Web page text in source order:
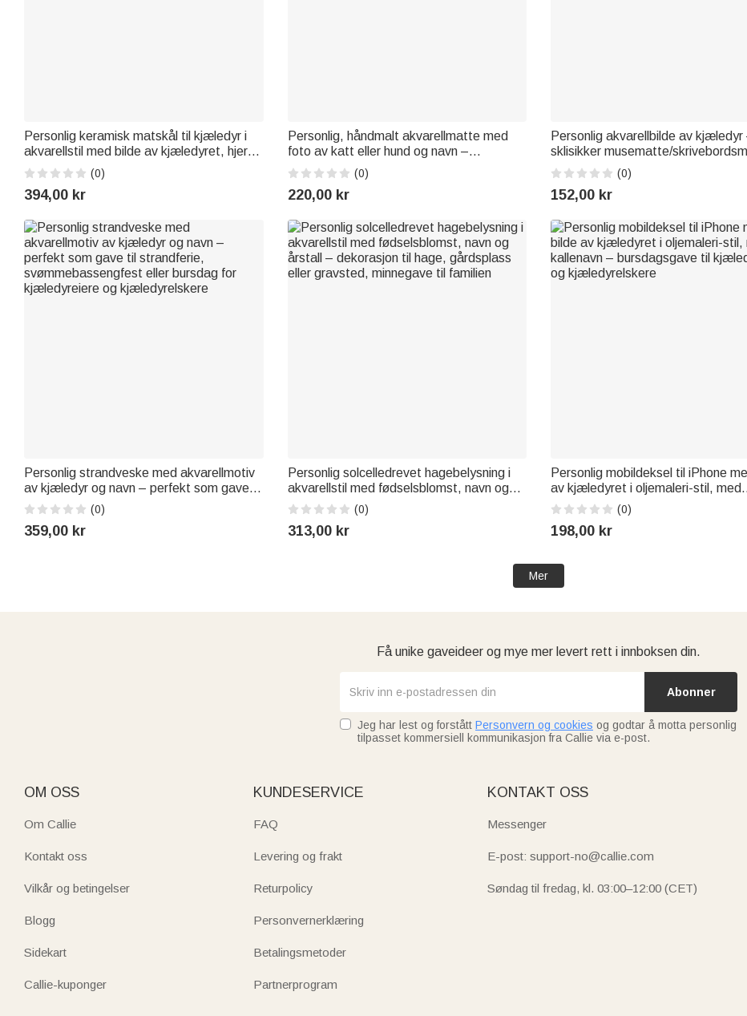
Personlig keramisk matskål til kjæledyr i
akvarellstil med bilde av kjæledyret, hjerte
og poteavtrykk samt navn – til daglig bruk
og som bursdagsgave til kjæledyrseiere
og kjæledyrelskere
(0)
394,00 kr
Personlig, håndmalt akvarellmatte med
foto av katt eller hund og navn –
dyreutstyr og bursdagsgave til
kjæledyrseiere og dyreelskere
(0)
220,00 kr
Personlig akvarellbilde av kjæledyr
sklisikker musematte/
med navn – til daglig bruk,
til venner som elsker kjæledyr
(0)
152,00 kr
Personlig strandveske med akvarellmotiv
av kjæledyr og navn – perfekt som gave til
strandferie, svømmebassengfest eller
bursdag for kjæledyreiere og
kjæledyrelskere
(0)
359,00 kr
Personlig solcelledrevet hagebelysning i
akvarellstil med fødselsblomst, navn og
årstall – dekorasjon til hage, gårdsplass
eller gravsted, minnegave til familien
(0)
313,00 kr
Personlig mobildeksel til iPhone
av kjæledyret i oljemaleri-stil, med
kallenavn – bursdagsgave til
og kjæledyrelskere
(0)
198,00 kr
Mer
Få unike gaveideer og mye mer levert rett i innboksen din.
Abonner
Jeg har lest og forstått Personvern og cookies og godtar å motta personlig
tilpasset kommersiell kommunikasjon fra Callie via e-post.
OM OSS
Om Callie
Kontakt oss
Vilkår og betingelser
Blogg
Sidekart
Callie-kuponger
KUNDESERVICE
FAQ
Levering og frakt
Returpolicy
Personvernerklæring
Betalingsmetoder
Partnerprogram
KONTAKT OSS
Messenger
E-post: support-no@callie.com
Søndag til fredag, kl. 03:00–12:00 (CET)